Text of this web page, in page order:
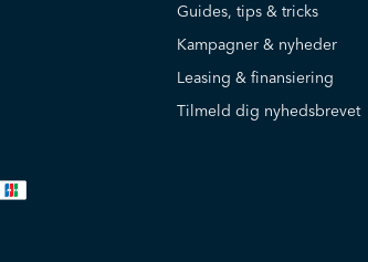
Guides, tips & tricks
Kampagner & nyheder
Leasing & finansiering
Tilmeld dig nyhedsbrevet